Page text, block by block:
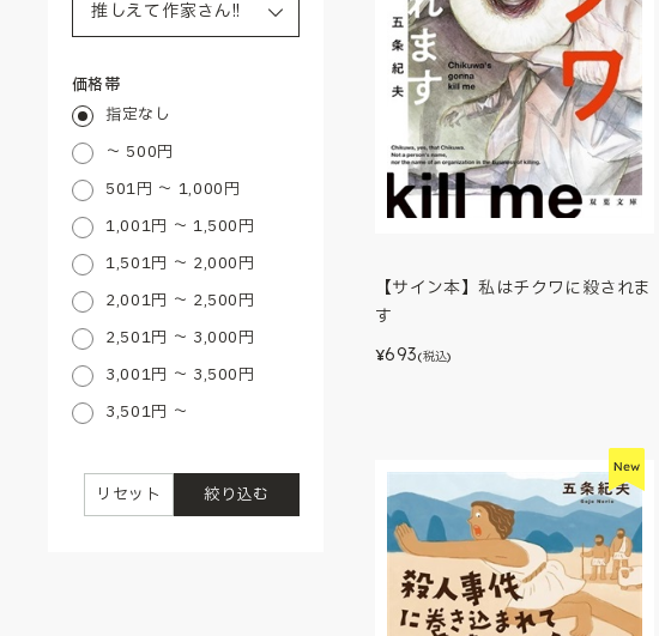
価格帯
指定なし
～ 500円
501円 ～ 1,000円
1,001円 ～ 1,500円
1,501円 ～ 2,000円
2,001円 ～ 2,500円
2,501円 ～ 3,000円
3,001円 ～ 3,500円
3,501円 ～
絞り込む
リセット
【サイン本】私はチクワに殺されま
す
¥693(税込)